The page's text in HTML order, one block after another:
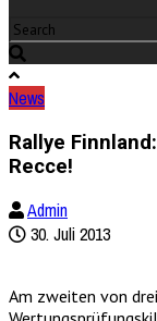
News
Rallye
Recce!
Admin
30. Juli 2013
Am zweiten von